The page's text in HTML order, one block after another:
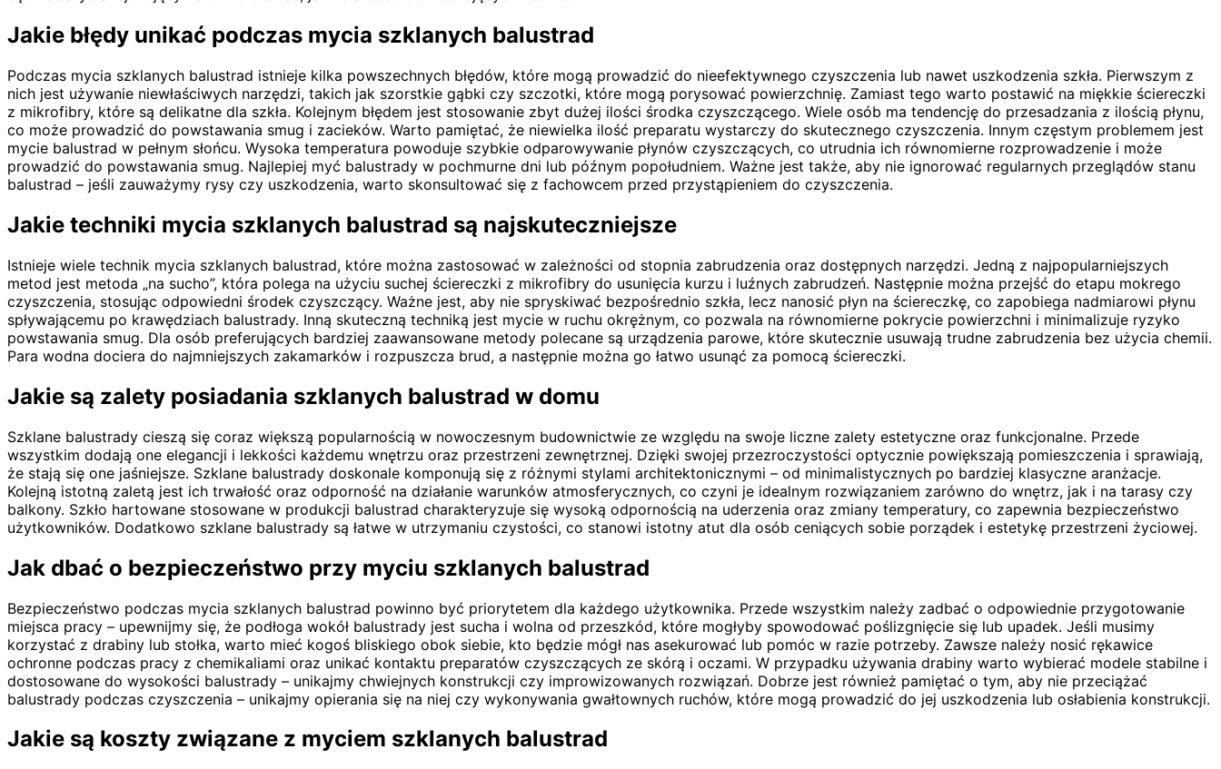
Jakie błędy unikać podczas mycia szklanych balustrad
Podczas mycia szklanych balustrad istnieje kilka powszechnych błędów, które mogą prowadzić do nieefektywnego czyszczenia lub nawet uszkodzenia szkła. Pierwszym z
nich jest używanie niewłaściwych narzędzi, takich jak szorstkie gąbki czy szczotki, które mogą porysować powierzchnię. Zamiast tego warto postawić na miękkie ściereczki
z mikrofibry, które są delikatne dla szkła. Kolejnym błędem jest stosowanie zbyt dużej ilości środka czyszczącego. Wiele osób ma tendencję do przesadzania z ilością płynu,
co może prowadzić do powstawania smug i zacieków. Warto pamiętać, że niewielka ilość preparatu wystarczy do skutecznego czyszczenia. Innym częstym problemem jest
mycie balustrad w pełnym słońcu. Wysoka temperatura powoduje szybkie odparowywanie płynów czyszczących, co utrudnia ich równomierne rozprowadzenie i może
prowadzić do powstawania smug. Najlepiej myć balustrady w pochmurne dni lub późnym popołudniem. Ważne jest także, aby nie ignorować regularnych przeglądów stanu
balustrad – jeśli zauważymy rysy czy uszkodzenia, warto skonsultować się z fachowcem przed przystąpieniem do czyszczenia.
Jakie techniki mycia szklanych balustrad są najskuteczniejsze
Istnieje wiele technik mycia szklanych balustrad, które można zastosować w zależności od stopnia zabrudzenia oraz dostępnych narzędzi. Jedną z najpopularniejszych
metod jest metoda „na sucho”, która polega na użyciu suchej ściereczki z mikrofibry do usunięcia kurzu i luźnych zabrudzeń. Następnie można przejść do etapu mokrego
czyszczenia, stosując odpowiedni środek czyszczący. Ważne jest, aby nie spryskiwać bezpośrednio szkła, lecz nanosić płyn na ściereczkę, co zapobiega nadmiarowi płynu
spływającemu po krawędziach balustrady. Inną skuteczną techniką jest mycie w ruchu okrężnym, co pozwala na równomierne pokrycie powierzchni i minimalizuje ryzyko
powstawania smug. Dla osób preferujących bardziej zaawansowane metody polecane są urządzenia parowe, które skutecznie usuwają trudne zabrudzenia bez użycia chemii.
Para wodna dociera do najmniejszych zakamarków i rozpuszcza brud, a następnie można go łatwo usunąć za pomocą ściereczki.
Jakie są zalety posiadania szklanych balustrad w domu
Szklane balustrady cieszą się coraz większą popularnością w nowoczesnym budownictwie ze względu na swoje liczne zalety estetyczne oraz funkcjonalne. Przede
wszystkim dodają one elegancji i lekkości każdemu wnętrzu oraz przestrzeni zewnętrznej. Dzięki swojej przezroczystości optycznie powiększają pomieszczenia i sprawiają,
że stają się one jaśniejsze. Szklane balustrady doskonale komponują się z różnymi stylami architektonicznymi – od minimalistycznych po bardziej klasyczne aranżacje.
Kolejną istotną zaletą jest ich trwałość oraz odporność na działanie warunków atmosferycznych, co czyni je idealnym rozwiązaniem zarówno do wnętrz, jak i na tarasy czy
balkony. Szkło hartowane stosowane w produkcji balustrad charakteryzuje się wysoką odpornością na uderzenia oraz zmiany temperatury, co zapewnia bezpieczeństwo
użytkowników. Dodatkowo szklane balustrady są łatwe w utrzymaniu czystości, co stanowi istotny atut dla osób ceniących sobie porządek i estetykę przestrzeni życiowej.
Jak dbać o bezpieczeństwo przy myciu szklanych balustrad
Bezpieczeństwo podczas mycia szklanych balustrad powinno być priorytetem dla każdego użytkownika. Przede wszystkim należy zadbać o odpowiednie przygotowanie
miejsca pracy – upewnijmy się, że podłoga wokół balustrady jest sucha i wolna od przeszkód, które mogłyby spowodować poślizgnięcie się lub upadek. Jeśli musimy
korzystać z drabiny lub stołka, warto mieć kogoś bliskiego obok siebie, kto będzie mógł nas asekurować lub pomóc w razie potrzeby. Zawsze należy nosić rękawice
ochronne podczas pracy z chemikaliami oraz unikać kontaktu preparatów czyszczących ze skórą i oczami. W przypadku używania drabiny warto wybierać modele stabilne i
dostosowane do wysokości balustrady – unikajmy chwiejnych konstrukcji czy improwizowanych rozwiązań. Dobrze jest również pamiętać o tym, aby nie przeciążać
balustrady podczas czyszczenia – unikajmy opierania się na niej czy wykonywania gwałtownych ruchów, które mogą prowadzić do jej uszkodzenia lub osłabienia konstrukcji.
Jakie są koszty związane z myciem szklanych balustrad